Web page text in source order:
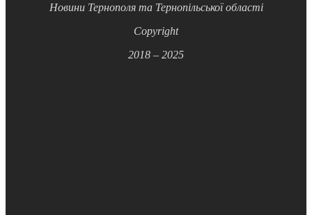
Новини Тернополя та Тернопільської області
Copyright
2018 – 2025